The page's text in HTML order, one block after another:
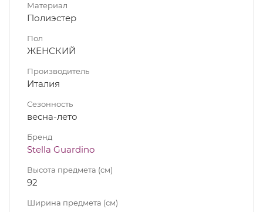
Материал
Полиэстер
Пол
ЖЕНСКИЙ
Производитель
Италия
Сезонность
весна-лето
Бренд
Stella Guardino
Высота предмета (см)
92
Ширина предмета (см)